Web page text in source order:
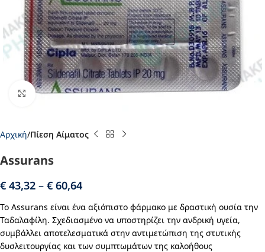
Click to enlarge
Αρχική Πίεση Αίματος
Assurans
€ 43,32 – € 60,64
Το Assurans είναι ένα αξιόπιστο φάρμακο με δραστική ουσία την
Ταδαλαφίλη. Σχεδιασμένο να υποστηρίζει την ανδρική υγεία,
συμβάλλει αποτελεσματικά στην αντιμετώπιση της στυτικής
δυσλειτουργίας και των συμπτωμάτων της καλοήθους